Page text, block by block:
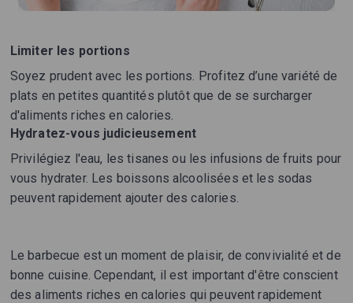
Limiter les portions
Soyez prudent avec les portions. Profitez d’une variété de
plats en petites quantités plutôt que de se surcharger
d'aliments riches en calories.
Hydratez-vous judicieusement
Privilégiez l'eau, les tisanes ou les infusions de fruits pour
vous hydrater. Les boissons alcoolisées et les sodas
peuvent rapidement ajouter des calories.
Le barbecue est un moment de plaisir, de convivialité et de
bonne cuisine. Cependant, il est important d'être conscient
des aliments riches en calories qui peuvent rapidement